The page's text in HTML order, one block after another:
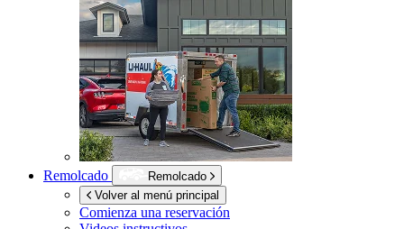
Remolcado
Remolcado
Volver al menú principal
Comienza una reservación